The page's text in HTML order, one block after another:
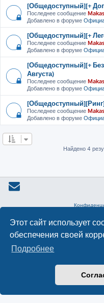
Этот сайт использует
обеспечения своей
Подробнее
[Общедоступный][+
Последнее сообщение
Добавлено в форуме
[Общедоступный][+
Последнее сообщение
Добавлено в форуме
[Общедоступный][+ Без
Августа)
Последнее сообщение
Добавлено в форуме
Последнее сообщение
Добавлено в форуме
Найдено 4